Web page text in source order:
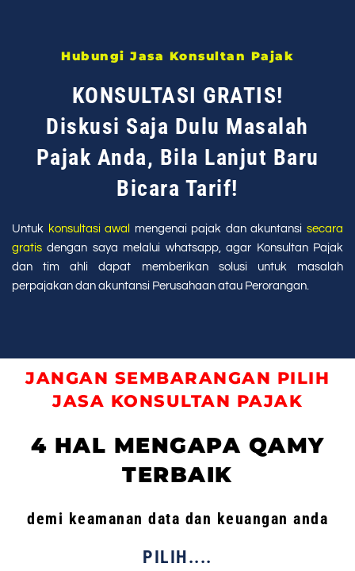
Hubungi Jasa Konsultan Pajak
KONSULTASI GRATIS!
Diskusi Saja Dulu Masalah
Pajak Anda, Bila Lanjut Baru
Bicara Tarif!
Untuk konsultasi awal mengenai pajak dan akuntansisecara
gratisdengan saya melalui whatsapp, agar Konsultan Pajak
dan tim ahli dapat memberikan solusi untuk masalah
perpajakan dan akuntansi Perusahaan atau Perorangan.
JANGAN SEMBARANGAN PILIH
JASA KONSULTAN PAJAK
4 HAL MENGAPA QAMY
TERBAIK
demi keamanan data dan keuangan anda
PILIH....